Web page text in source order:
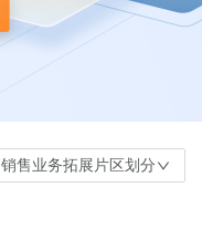
销售业务拓展片区划分